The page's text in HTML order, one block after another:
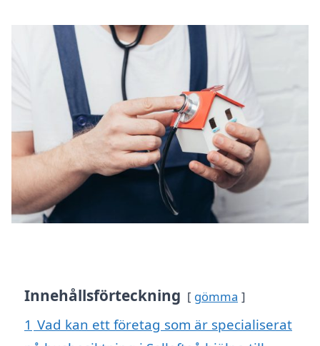
Innehållsförteckning gömma
1 Vad kan ett företag som är specialiserat